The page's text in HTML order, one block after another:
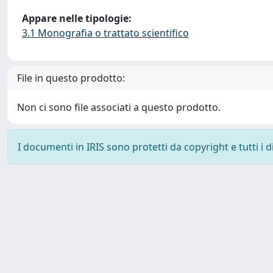
Appare nelle tipologie:
3.1 Monografia o trattato scientifico
File in questo prodotto:
Non ci sono file associati a questo prodotto.
I documenti in IRIS sono protetti da copyright e tutti i